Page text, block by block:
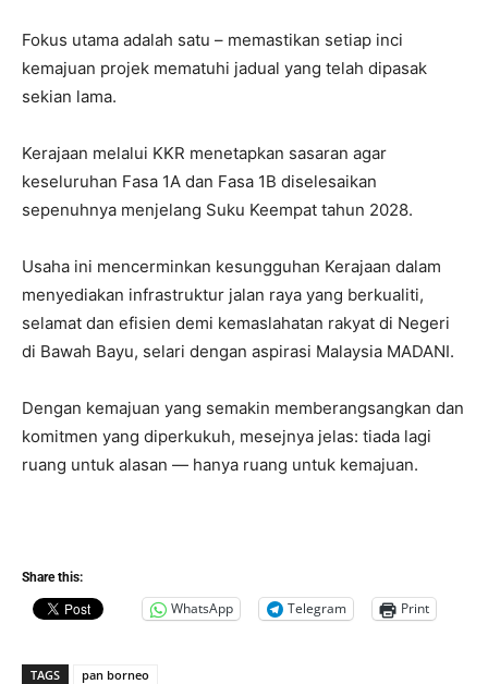
Fokus utama adalah satu – memastikan setiap inci
kemajuan projek mematuhi jadual yang telah dipasak
sekian lama.
Kerajaan melalui KKR menetapkan sasaran agar
keseluruhan Fasa 1A dan Fasa 1B diselesaikan
sepenuhnya menjelang Suku Keempat tahun 2028.
Usaha ini mencerminkan kesungguhan Kerajaan dalam
menyediakan infrastruktur jalan raya yang berkualiti,
selamat dan efisien demi kemaslahatan rakyat di Negeri
di Bawah Bayu, selari dengan aspirasi Malaysia MADANI.
Dengan kemajuan yang semakin memberangsangkan dan
komitmen yang diperkukuh, mesejnya jelas: tiada lagi
ruang untuk alasan — hanya ruang untuk kemajuan.
Share this:
WhatsApp Telegram Print
TAGS pan borneo